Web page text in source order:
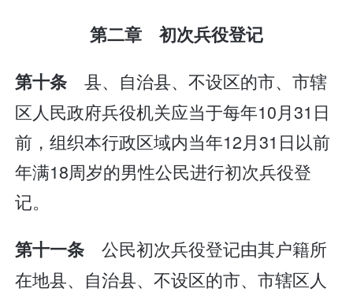
第二章 初次兵役登记
第十条县、自治县、不设区的市、市辖
区人民政府兵役机关应当于每年10月31日
前，组织本行政区域内当年12月31日以前
年满18周岁的男性公民进行初次兵役登
记。
第十一条公民初次兵役登记由其户籍所
在地县、自治县、不设区的市、市辖区人